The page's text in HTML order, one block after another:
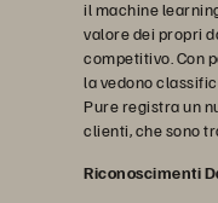
il machine
valore dei propri
competitivo. Con
la vedono
Pure registra un
clienti, che sono
Riconoscimenti